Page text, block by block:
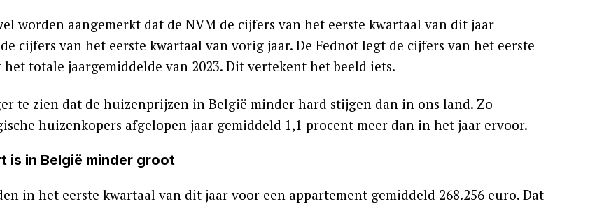
worden aangemerkt dat de NVM de cijfers van het eerste kwartaal van dit jaar
cijfers van het eerste kwartaal van vorig jaar. De Fednot legt de cijfers van het eerste
het totale jaargemiddelde van 2023. Dit vertekent het beeld iets.
te zien dat de huizenprijzen in België minder hard stijgen dan in ons land. Zo
huizenkopers afgelopen jaar gemiddeld 1,1 procent meer dan in het jaar ervoor.
is in België minder groot
in het eerste kwartaal van dit jaar voor een appartement gemiddeld 268.256 euro. Dat